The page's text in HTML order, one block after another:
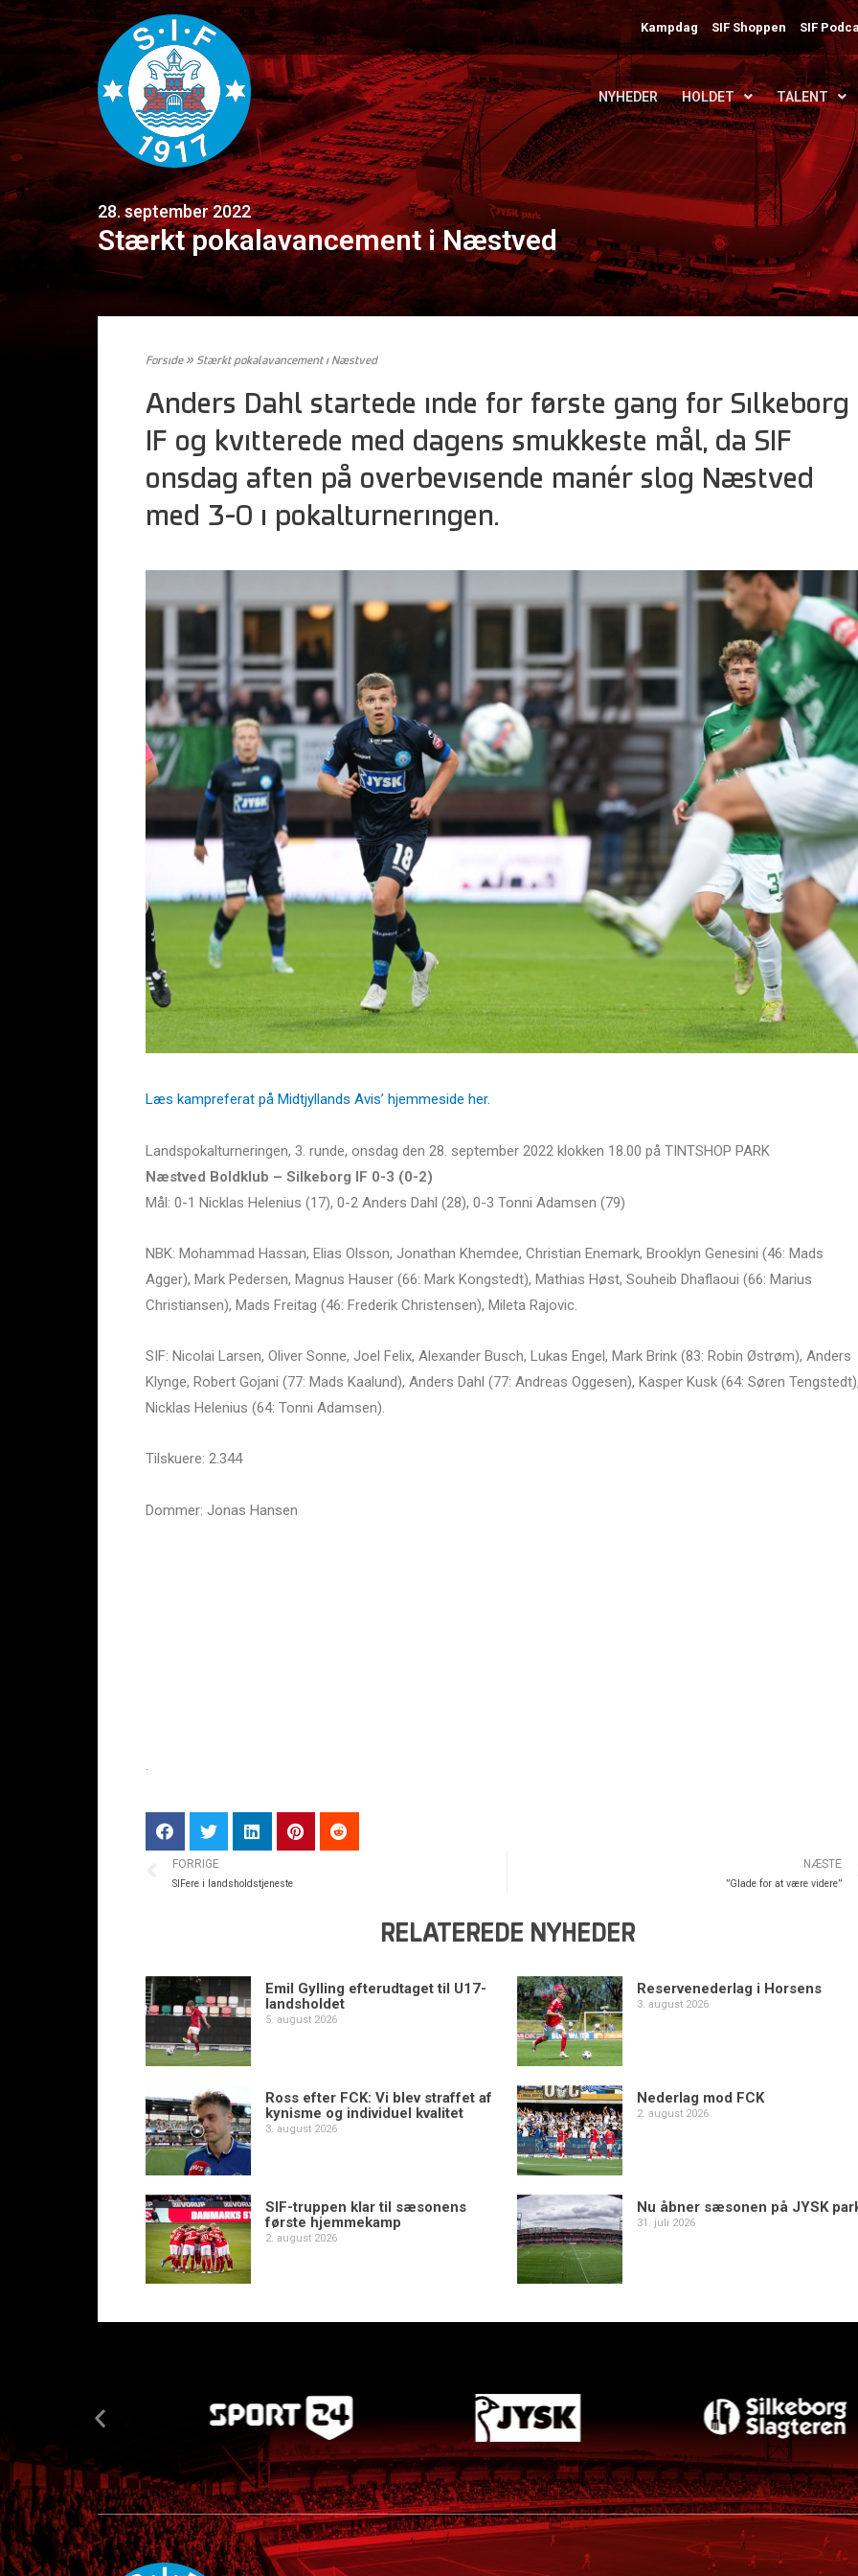
Kampdag SIF Shoppen SIF
NYHEDER HOLDET TALENT
28. september 2022
Stærkt pokalavancement i Næstved
Forside» Stærkt pokalavancement i Næstved
Anders Dahl startede inde for første gang for Silkeborg
IF og kvitterede med dagens smukkeste mål, da SIF
onsdag aften på overbevisende manér slog Næstved
med 3-0 i pokalturneringen.
Læs kampreferat på Midtjyllands Avis’ hjemmeside her.
Landspokalturneringen, 3. runde, onsdag den 28. september 2022 klokken 18.00 på TINTSHOP PARK
Næstved Boldklub – Silkeborg IF 0-3 (0-2)
Mål: 0-1 Nicklas Helenius (17), 0-2 Anders Dahl (28), 0-3 Tonni Adamsen (79)
NBK: Mohammad Hassan, Elias Olsson, Jonathan Khemdee, Christian Enemark, Brooklyn Genesini (46: Mads
Agger), Mark Pedersen, Magnus Hauser (66: Mark Kongstedt), Mathias Høst, Souheib Dhaflaoui (66: Marius
Christiansen), Mads Freitag (46: Frederik Christensen), Mileta Rajovic.
SIF: Nicolai Larsen, Oliver Sonne, Joel Felix, Alexander Busch, Lukas Engel, Mark Brink (83: Robin Østrøm), Anders
Klynge, Robert Gojani (77: Mads Kaalund), Anders Dahl (77: Andreas Oggesen), Kasper Kusk (64: Søren
Nicklas Helenius (64: Tonni Adamsen).
Tilskuere: 2.344
Dommer: Jonas Hansen
.
FORRIGE
SIFere i landsholdstjeneste
NÆSTE
”Glade for at være videre”
RELATEREDE NYHEDER
Emil Gylling efterudtaget til U17-
landsholdet
5. august 2026
Reservenederlag i Horsens
3. august 2026
Ross efter FCK: Vi blev straffet af
kynisme og individuel kvalitet
3. august 2026
Nederlag mod FCK
2. august 2026
SIF-truppen klar til sæsonens
første hjemmekamp
2. august 2026
Nu åbner sæsonen på JYSK
31. juli 2026